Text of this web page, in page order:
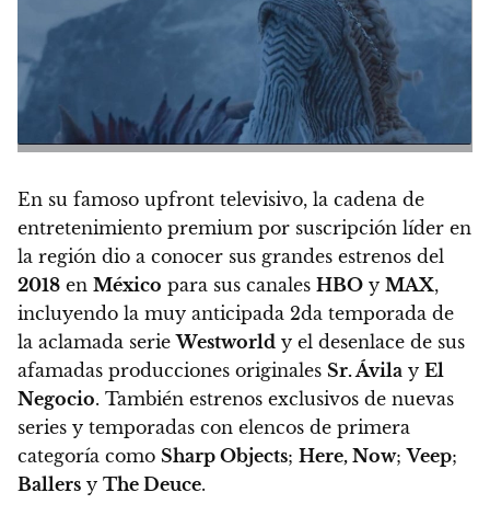
En su famoso upfront televisivo, la cadena de
entretenimiento premium por suscripción líder en
la región dio a conocer sus grandes estrenos del
2018 en México para sus canales HBO y MAX,
incluyendo la muy anticipada 2da temporada de
la aclamada serieWestworld y el desenlace de sus
afamadas producciones originales Sr. Ávila y El
Negocio. También estrenos exclusivos de nuevas
series y temporadas con elencos de primera
categoría como Sharp Objects; Here, Now;Veep;
Ballers y The Deuce.